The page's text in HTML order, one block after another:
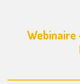
Webinaire